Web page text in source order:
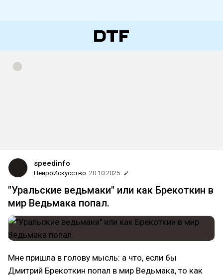
speedinfo
НейроИскусство 20.10.2025
"Уральские ведьмаки" или как Брекоткин в
мир Ведьмака попал.
Мне пришла в голову мысль: а что, если бы
Дмитрий Брекоткин попал в мир Ведьмака, то как